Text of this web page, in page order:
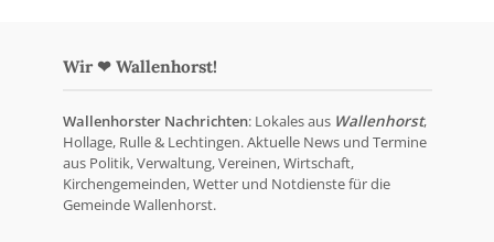
Wir ❤ Wallenhorst!
Wallenhorster Nachrichten: Lokales aus Wallenhorst,
Hollage, Rulle & Lechtingen. Aktuelle News und Termine
aus Politik, Verwaltung, Vereinen, Wirtschaft,
Kirchengemeinden, Wetter und Notdienste für die
Gemeinde Wallenhorst.